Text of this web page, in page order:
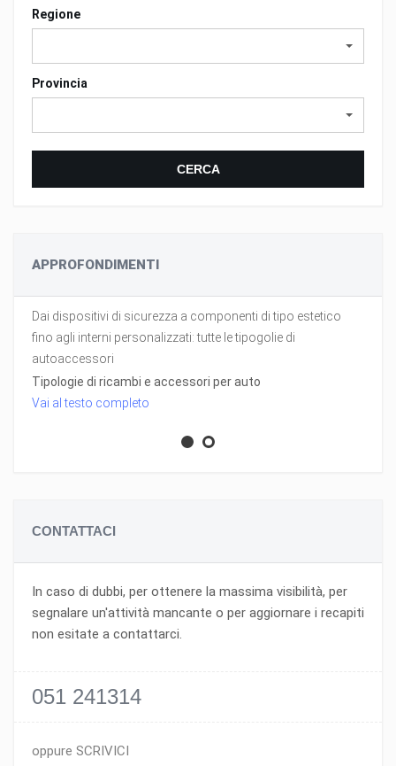
Regione
Provincia
CERCA
APPROFONDIMENTI
Dai dispositivi di sicurezza a componenti di tipo estetico
fino agli interni personalizzati: tutte le tipogolie di
autoaccessori
Tipologie di ricambi e accessori per auto
Vai al testo completo
CONTATTACI
In caso di dubbi, per ottenere la massima visibilità, per
segnalare un'attività mancante o per aggiornare i recapiti
non esitate a contattarci.
051 241314
oppure SCRIVICI